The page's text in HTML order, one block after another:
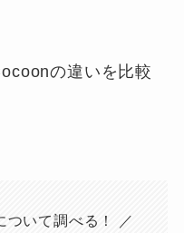
の違いを比較
ついて調べる！ ／